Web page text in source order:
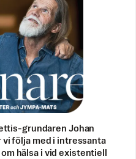
grundaren Johan
följa med i intressanta
hälsa i vid existentiell